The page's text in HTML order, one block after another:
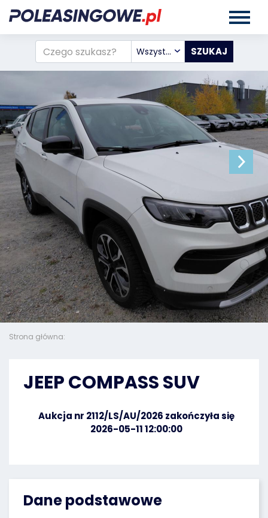
Wszystkie
Strona główna:
Dane podstawowe
JEEP COMPASS SUV
Aukcja nr 2112/LS/AU/2026 zakończyła się
2026-05-11 12:00:00